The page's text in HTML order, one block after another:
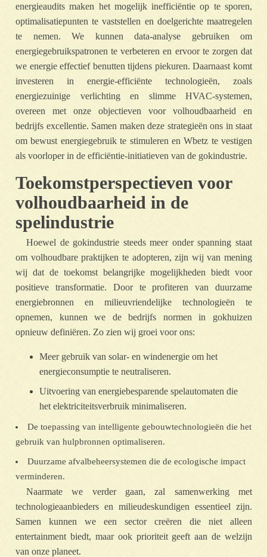
energieaudits maken het mogelijk inefficiëntie op te sporen,
optimalisatiepunten te vaststellen en doelgerichte maatregelen
te nemen. We kunnen data-analyse gebruiken om
energiegebruikspatronen te verbeteren en ervoor te zorgen dat
we energie effectief benutten tijdens piekuren. Daarnaast komt
investeren in energie-efficiënte technologieën, zoals
energiezuinige verlichting en slimme HVAC-systemen,
overeen met onze objectieven voor volhoudbaarheid en
bedrijfs excellentie. Samen maken deze strategieën ons in staat
om bewust energiegebruik te stimuleren en Wbetz te vestigen
als voorloper in de efficiëntie-initiatieven van de gokindustrie.
Toekomstperspectieven voor
volhoudbaarheid in de
spelindustrie
Hoewel de gokindustrie steeds meer onder spanning staat
om volhoudbare praktijken te adopteren, zijn wij van mening
wij dat de toekomst belangrijke mogelijkheden biedt voor
positieve transformatie. Door te profiteren van duurzame
energiebronnen en milieuvriendelijke technologieën te
opnemen, kunnen we de bedrijfs normen in gokhuizen
opnieuw definiëren. Zo zien wij groei voor ons:
Meer gebruik van solar- en windenergie om het
energieconsumptie te neutraliseren.
Uitvoering van energiebesparende spelautomaten die
het elektriciteitsverbruik minimaliseren.
De toepassing van intelligente gebouwtechnologieën die het
gebruik van hulpbronnen optimaliseren.
Duurzame afvalbeheersystemen die de ecologische impact
verminderen.
Naarmate we verder gaan, zal samenwerking met
technologieaanbieders en milieudeskundigen essentieel zijn.
Samen kunnen we een sector creëren die niet alleen
entertainment biedt, maar ook prioriteit geeft aan de welzijn
van onze planeet.